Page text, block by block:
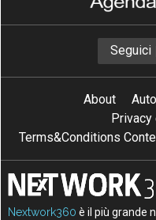
Seguici
About
Privacy
Terms&Conditions
Nextwork360 è il più grande